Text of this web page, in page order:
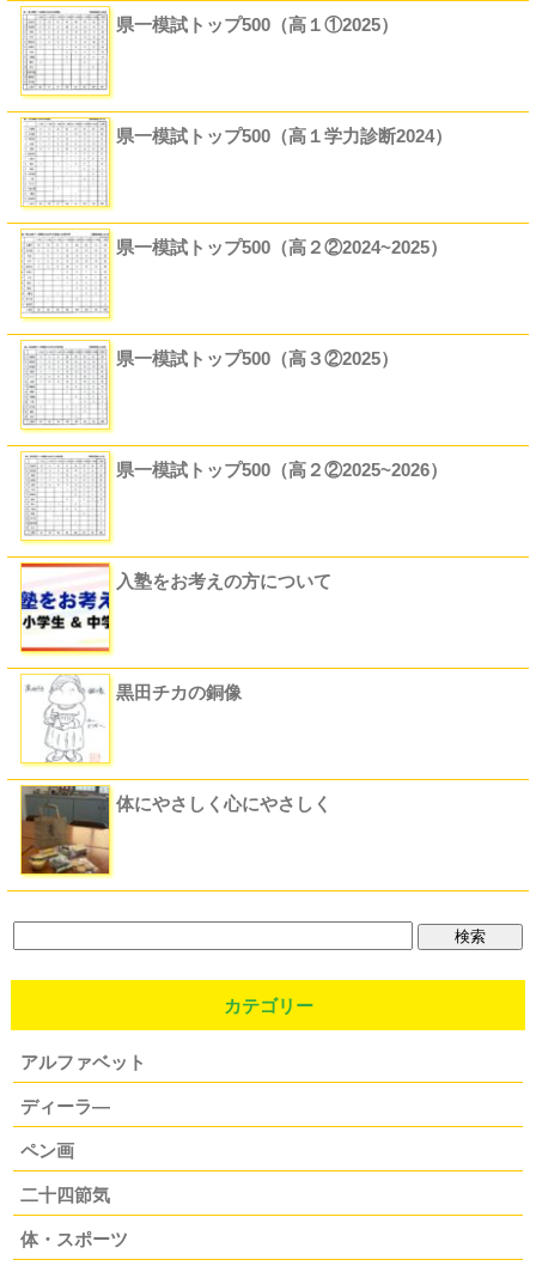
県一模試トップ500（高１①2025）
県一模試トップ500（高１学力診断2024）
県一模試トップ500（高２②2024~2025）
県一模試トップ500（高３②2025）
県一模試トップ500（高２②2025~2026）
入塾をお考えの方について
黒田チカの銅像
体にやさしく心にやさしく
カテゴリー
アルファベット
ディーラ―
ペン画
二十四節気
体・スポーツ